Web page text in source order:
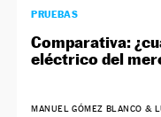
PRUEBAS
Comparativa:
eléctrico del
MANUEL GÓMEZ BLANCO &